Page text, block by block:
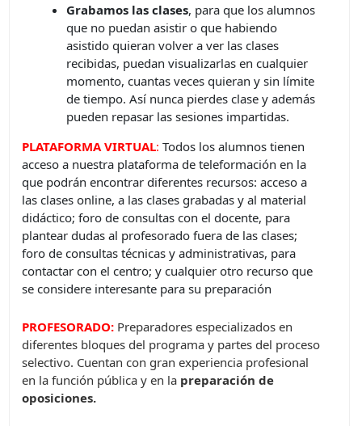
Grabamos las clases, para que los alumnos
que no puedan asistir o que habiendo
asistido quieran volver a ver las clases
recibidas, puedan visualizarlas en cualquier
momento, cuantas veces quieran y sin límite
de tiempo. Así nunca pierdes clase y además
pueden repasar las sesiones impartidas.
PLATAFORMA VIRTUAL:Todos los alumnos tienen
acceso a nuestra plataforma de teleformación en la
que podrán encontrar diferentes recursos: acceso a
las clases online, a las clases grabadas y al material
didáctico; foro de consultas con el docente, para
plantear dudas al profesorado fuera de las clases;
foro de consultas técnicas y administrativas, para
contactar con el centro; y cualquier otro recurso que
se considere interesante para su preparación
PROFESORADO: Preparadores especializados en
diferentes bloques del programa y partes del proceso
selectivo. Cuentan con gran experiencia profesional
en la función pública y en la preparación de
oposiciones.